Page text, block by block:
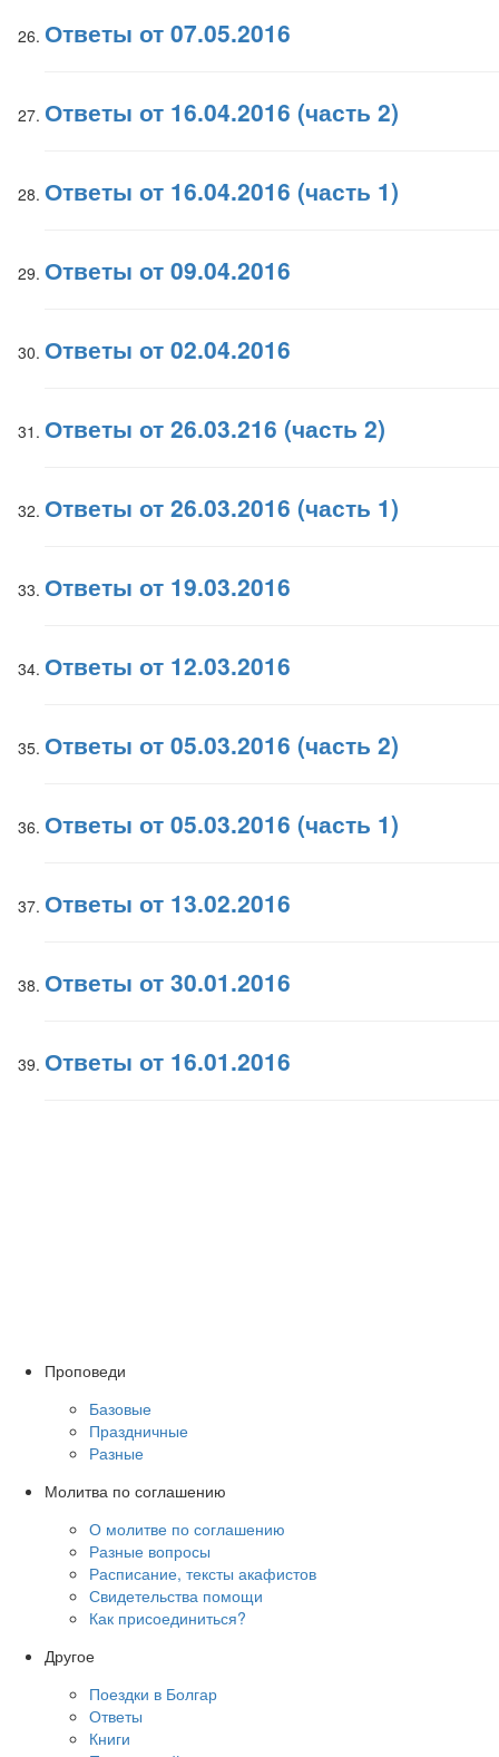
Ответы от 07.05.2016
Ответы от 16.04.2016 (часть 2)
Ответы от 16.04.2016 (часть 1)
Ответы от 09.04.2016
Ответы от 02.04.2016
Ответы от 26.03.216 (часть 2)
Ответы от 26.03.2016 (часть 1)
Ответы от 19.03.2016
Ответы от 12.03.2016
Ответы от 05.03.2016 (часть 2)
Ответы от 05.03.2016 (часть 1)
Ответы от 13.02.2016
Ответы от 30.01.2016
Ответы от 16.01.2016
Проповеди
Базовые
Праздничные
Разные
Молитва по соглашению
О молитве по соглашению
Разные вопросы
Расписание, тексты акафистов
Свидетельства помощи
Как присоединиться?
Другое
Поездки в Болгар
Ответы
Книги